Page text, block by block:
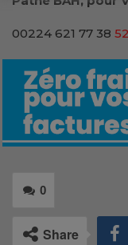
00224 621 77 38
0
Share